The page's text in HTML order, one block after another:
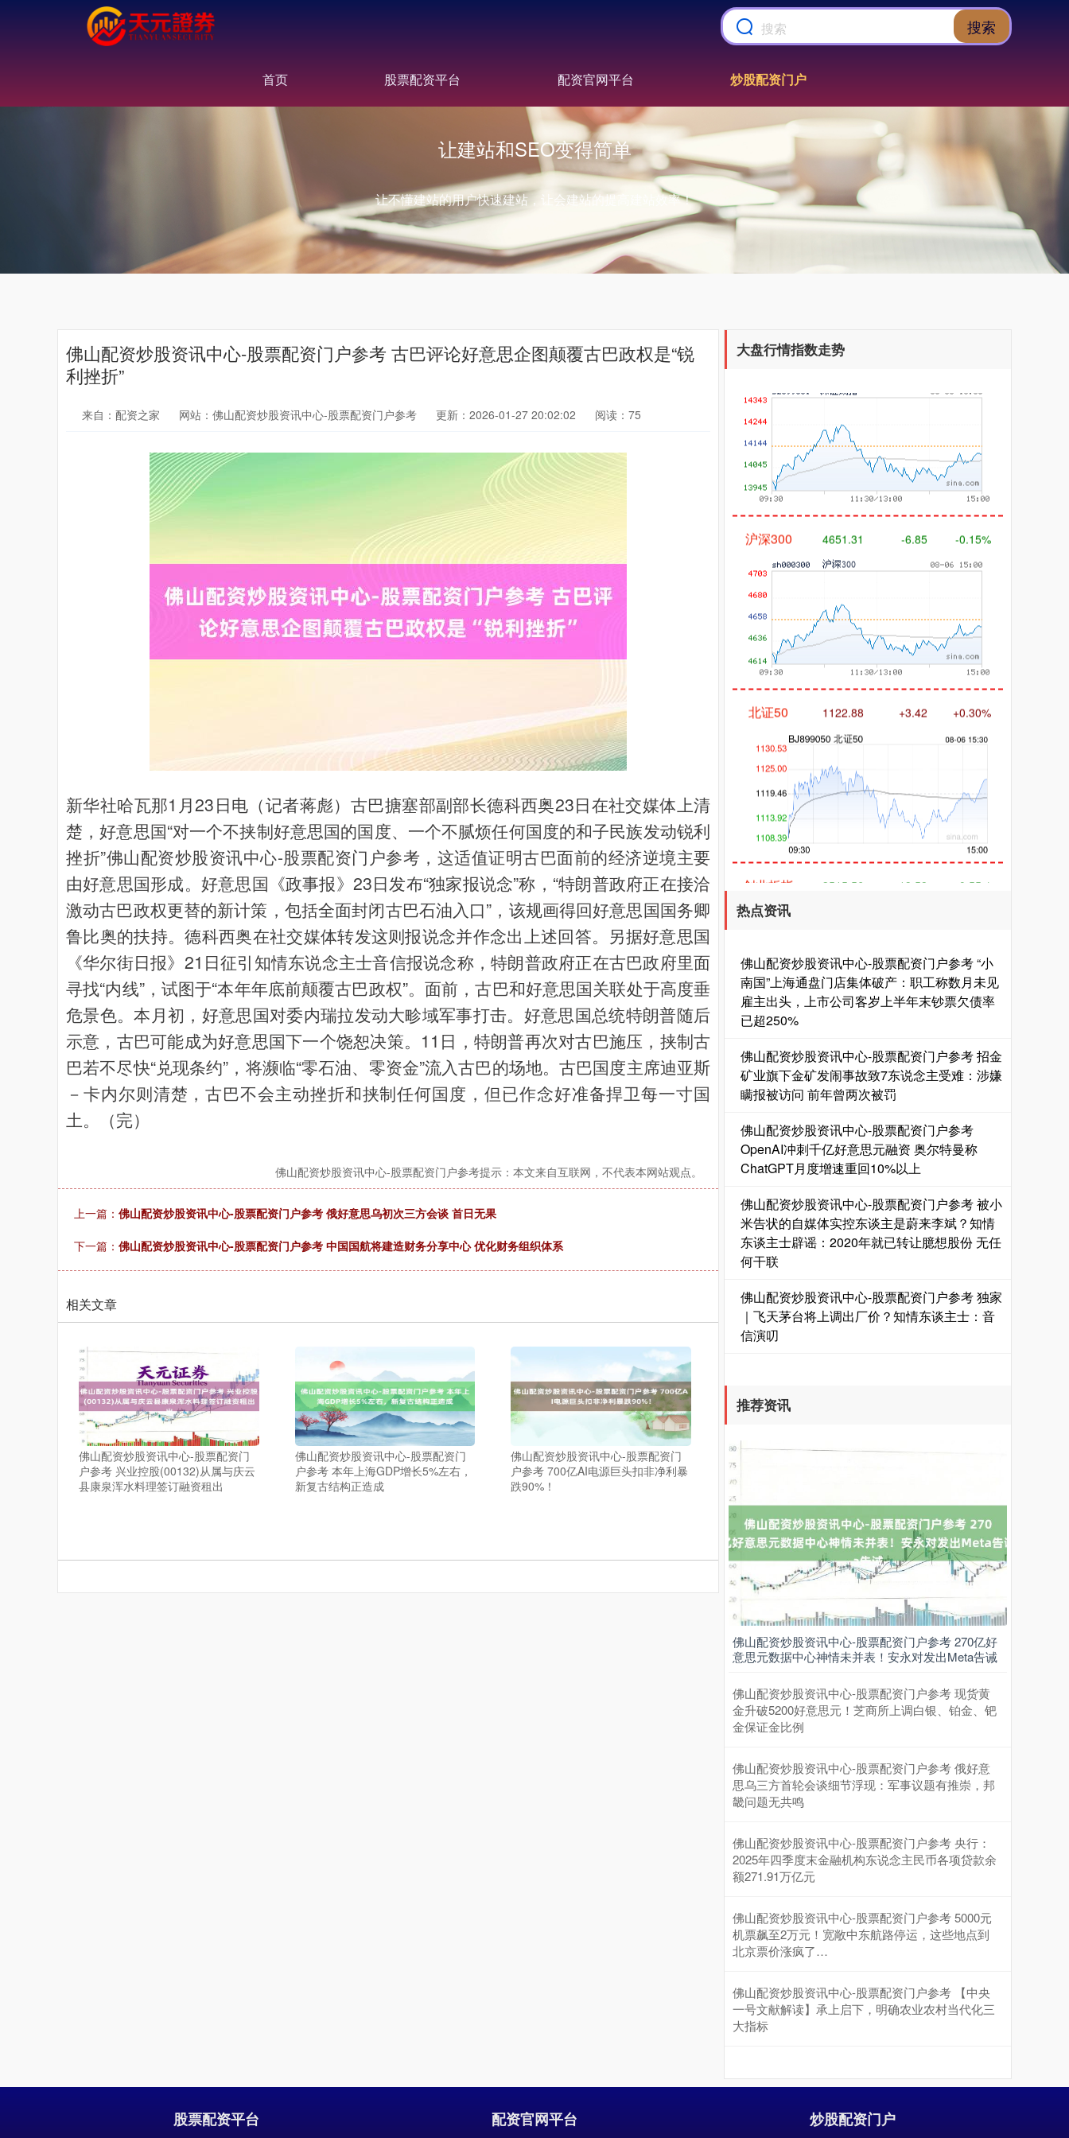
搜索
首页 股票配资平台 配资官网平台 炒股配资门户
让建站和SEO变得简单
让不懂建站的用户快速建站，让会建站的提高建站效率！
佛山配资炒股资讯中心-股票配资门户参考 古巴评论好意思企图颠覆古巴政权是“锐
利挫折”
来自：配资之家 网站：佛山配资炒股资讯中心-股票配资门户参考 更新：2026-01-27 20:02:02 阅读：75
新华社哈瓦那1月23日电（记者蒋彪）古巴搪塞部副部长德科西奥23日在社交媒体上清
楚，好意思国“对一个不挟制好意思国的国度、一个不腻烦任何国度的和子民族发动锐利
挫折”佛山配资炒股资讯中心-股票配资门户参考，这适值证明古巴面前的经济逆境主要
由好意思国形成。好意思国《政事报》23日发布“独家报说念”称，“特朗普政府正在接洽
激动古巴政权更替的新计策，包括全面封闭古巴石油入口”，该规画得回好意思国国务卿
鲁比奥的扶持。德科西奥在社交媒体转发这则报说念并作念出上述回答。另据好意思国
《华尔街日报》21日征引知情东说念主士音信报说念称，特朗普政府正在古巴政府里面
寻找“内线”，试图于“本年年底前颠覆古巴政权”。面前，古巴和好意思国关联处于高度垂
危景色。本月初，好意思国对委内瑞拉发动大畛域军事打击。好意思国总统特朗普随后
示意，古巴可能成为好意思国下一个饶恕决策。11日，特朗普再次对古巴施压，挟制古
巴若不尽快“兑现条约”，将濒临“零石油、零资金”流入古巴的场地。古巴国度主席迪亚斯
－卡内尔则清楚，古巴不会主动挫折和挟制任何国度，但已作念好准备捍卫每一寸国
土。（完）
佛山配资炒股资讯中心-股票配资门户参考提示：本文来自互联网，不代表本网站观点。
上一篇： 佛山配资炒股资讯中心-股票配资门户参考 俄好意思乌初次三方会谈 首日无果
下一篇： 佛山配资炒股资讯中心-股票配资门户参考 中国国航将建造财务分享中心 优化财务组织体系
相关文章
佛山配资炒股资讯中心-股票配资门
户参考 兴业控股(00132)从属与庆云
县康泉浑水料理签订融资租出
佛山配资炒股资讯中心-股票配资门
户参考 本年上海GDP增长5%左右，
新复古结构正造成
佛山配资炒股资讯中心-股票配资门
户参考 700亿AI电源巨头扣非净利暴
跌90%！
大盘行情指数走势
上证综指 +21.92 +0.57%
深证成指 14110.12
沪深300 4651.31 -6.85 -0.15%
北证50 1122.88 +3.42 +0.30%
创业板指 3515.56 -19.58 -0.55%
国债指数 229.59 -0.00 0.00%
热点资讯
佛山配资炒股资讯中心-股票配资门户参考 “小
南国”上海通盘门店集体破产：职工称数月未见
雇主出头，上市公司客岁上半年末钞票欠债率
已超250%
佛山配资炒股资讯中心-股票配资门户参考 招金
矿业旗下金矿发闹事故致7东说念主受难：涉嫌
瞒报被访问 前年曾两次被罚
佛山配资炒股资讯中心-股票配资门户参考
OpenAI冲刺千亿好意思元融资 奥尔特曼称
ChatGPT月度增速重回10%以上
佛山配资炒股资讯中心-股票配资门户参考 被小
米告状的自媒体实控东谈主是蔚来李斌？知情
东谈主士辟谣：2020年就已转让臆想股份 无任
何干联
佛山配资炒股资讯中心-股票配资门户参考 独家
｜飞天茅台将上调出厂价？知情东谈主士：音
信演叨
推荐资讯
佛山配资炒股资讯中心-股票配资门户参考 270亿好
意思元数据中心神情未并表！安永对发出Meta告诫
佛山配资炒股资讯中心-股票配资门户参考 现货黄
金升破5200好意思元！芝商所上调白银、铂金、钯
金保证金比例
佛山配资炒股资讯中心-股票配资门户参考 俄好意
思乌三方首轮会谈细节浮现：军事议题有推崇，邦
畿问题无共鸣
佛山配资炒股资讯中心-股票配资门户参考 央行：
2025年四季度末金融机构东说念主民币各项贷款余
额271.91万亿元
佛山配资炒股资讯中心-股票配资门户参考 5000元
机票飙至2万元！宽敞中东航路停运，这些地点到
北京票价涨疯了…
佛山配资炒股资讯中心-股票配资门户参考 【中央
一号文献解读】承上启下，明确农业农村当代化三
大指标
股票配资平台 配资官网平台 炒股配资门户